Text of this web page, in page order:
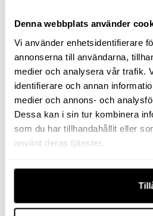
Denna webbplats använder
Vi använder enhetsidentifierare
annonserna till användarna,
medier och analysera vår trafik.
identifierare och annan
medier och annons- och
Dessa kan i sin tur kombinera
som du har tillhandahållit eller
använt deras tjänster.
16 632kr
20 790